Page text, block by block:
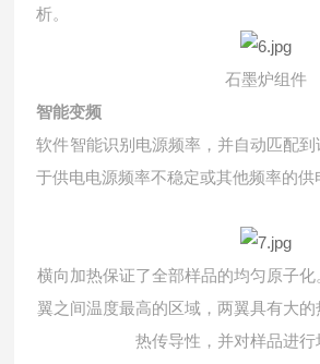
析。
石墨炉组件
智能变频
软件智能识别电源频率，并自动匹配
于供电电源频率不稳定或其他频率的供
横向加热保证了全部样品的均匀原子
翼之间温度最高的区域，两翼具有大
热传导性，并对样品进行